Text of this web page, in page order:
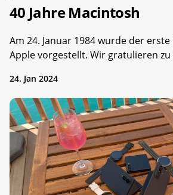
40 Jahre Macintosh
Am 24. Januar 1984 wurde der
Apple vorgestellt. Wir gratulieren zu
24. Jan 2024